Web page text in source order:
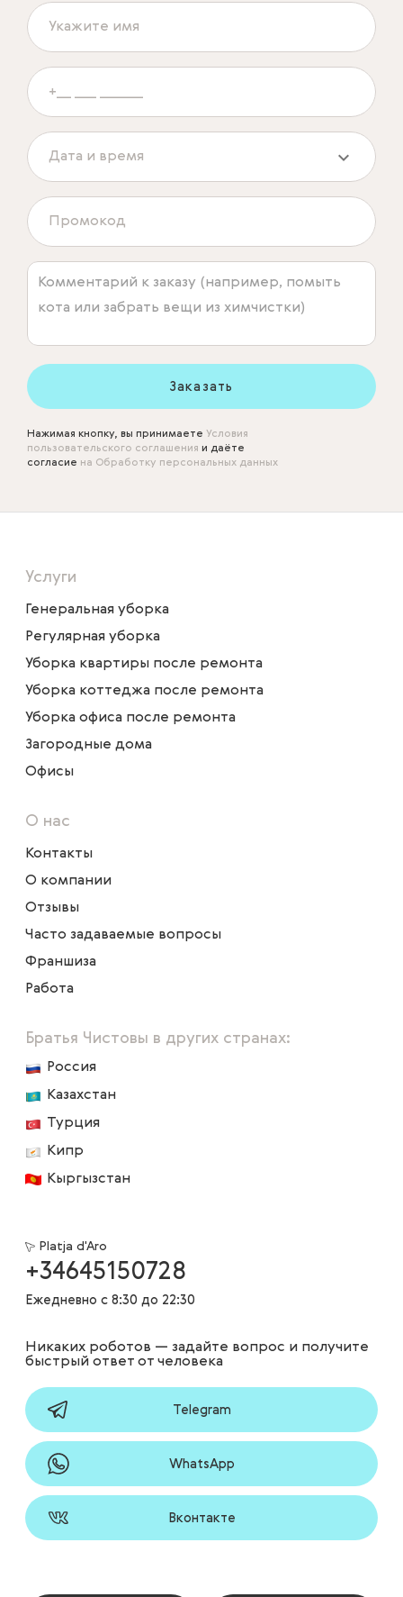
Заказать
Нажимая кнопку, вы принимаете Условия
пользовательского соглашения и даёте
согласие на Обработку персональных данных
Услуги
Генеральная уборка
Регулярная уборка
Уборка квартиры после ремонта
Уборка коттеджа после ремонта
Уборка офиса после ремонта
Загородные дома
Офисы
О нас
Контакты
О компании
Отзывы
Часто задаваемые вопросы
Франшиза
Работа
Никаких роботов — задайте вопрос и получите
быстрый ответ от человека
Telegram
WhatsApp
Вконтакте
Platja d'Aro
+34645150728
Ежедневно с 8:30 до 22:30
Братья Чистовы в других странах:
Россия
Казахстан
Турция
Кипр
Кыргызстан